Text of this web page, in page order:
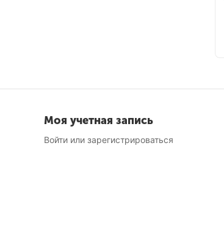
Моя учетная запись
Войти или зарегистрироваться